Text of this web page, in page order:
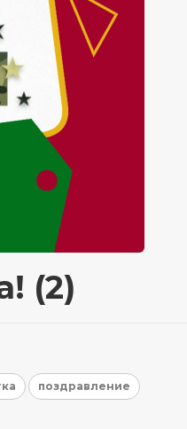
(2)
поздравление